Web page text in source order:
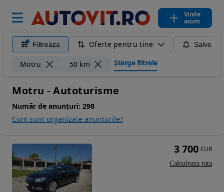
Vinde
acum
Filtreaza Oferte pentru tine
Motru 50 km Șterge filtrele
Motru - Autoturisme
Număr de anunțuri: 298
Cum sunt organizate anunturile?
3 700 EUR
Calculeaza rata